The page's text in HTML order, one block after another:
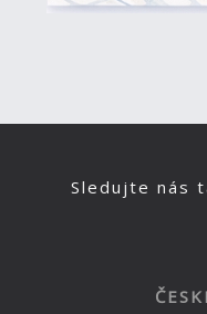
Sledujte nás